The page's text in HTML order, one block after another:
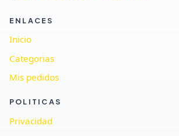
ENLACES
Inicio
Categorias
Mis pedidos
POLITICAS
Privacidad